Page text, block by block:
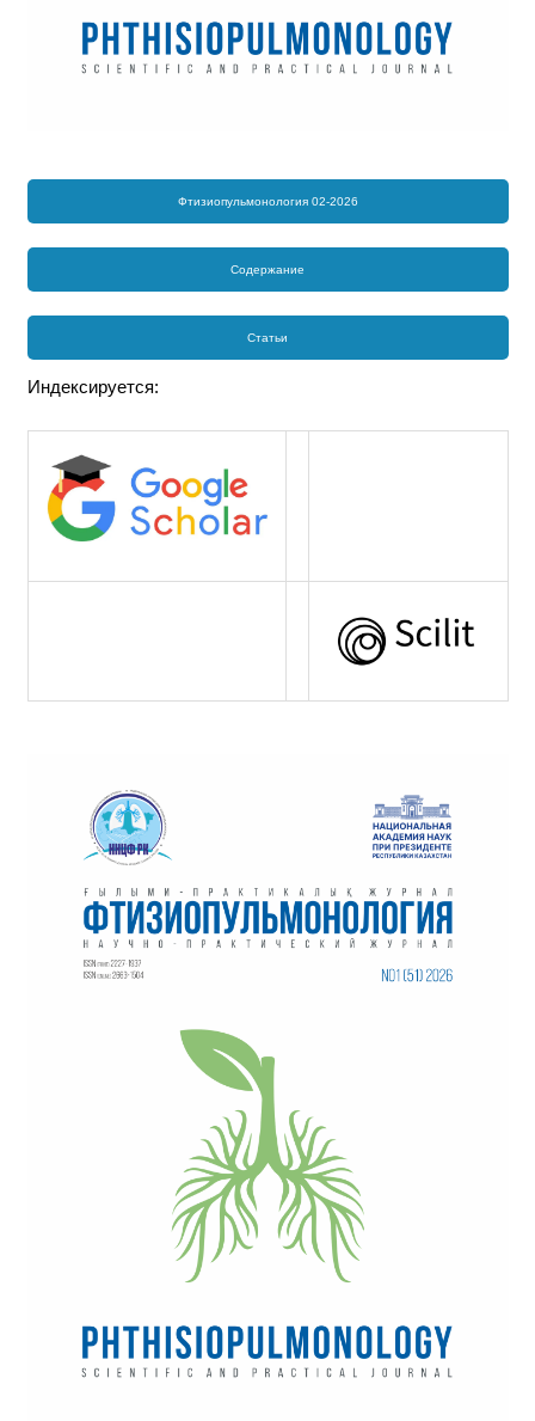
Фтизиопульмонология 02-2026
Содержание
Статьи
Индексируется: